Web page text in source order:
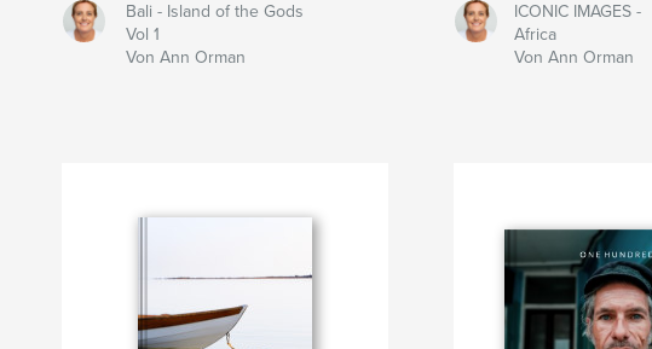
Bali - Island of the Gods
Vol 1
Von Ann Orman
ICONIC IMAGES -
Africa
Von Ann Orman